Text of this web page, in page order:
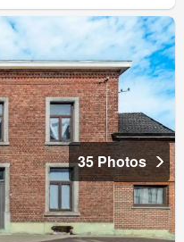
35 Photos